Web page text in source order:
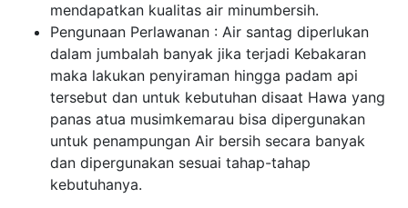
mendapatkan kualitas air minumbersih.
Pengunaan Perlawanan : Air santag diperlukan
dalam jumbalah banyak jika terjadi Kebakaran
maka lakukan penyiraman hingga padam api
tersebut dan untuk kebutuhan disaat Hawa yang
panas atua musimkemarau bisa dipergunakan
untuk penampungan Air bersih secara banyak
dan dipergunakan sesuai tahap-tahap
kebutuhanya.